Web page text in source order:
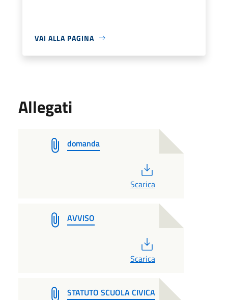
VAI ALLA PAGINA
Allegati
domanda
Scarica
AVVISO
Scarica
STATUTO SCUOLA CIVICA